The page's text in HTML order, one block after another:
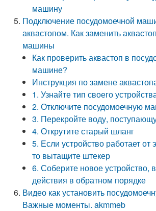
машину
Подключение посудомоечной
аквастопом. Как заменить
машины
Как проверить аквастоп в
машине?
Инструкция по замене
1. Узнайте тип своего
2. Отключите посудомоечную
3. Перекройте воду,
4. Открутите старый шланг
5. Если устройство работает от
то вытащите штекер
6. Соберите новое устройство,
действия в обратном порядке
Видео как установить
Важные моменты. akmmeb